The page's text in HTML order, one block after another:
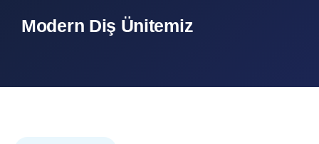
Modern Diş Ünitemiz